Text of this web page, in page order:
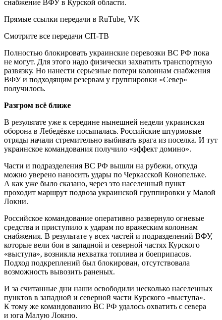
снабжение ВФУ в Курской области.
Прямые ссылки передачи в RuTube, VK
Смотрите все передачи СП-ТВ
Полностью блокировать украинские перевозки ВС РФ пока
не могут. Для этого надо физически захватить транспортную
развязку. Но нанести серьезные потери колоннам снабжения
ВФУ и подходящим резервам у группировки «Север»
получилось.
Разгром всё ближе
В результате уже к середине нынешней недели украинская
оборона в Лебедёвке посыпалась. Российские штурмовые
отряды начали стремительно выбивать врага из поселка. И тут
украинское командования получило «эффект домино».
Части и подразделения ВС РФ вышли на рубежи, откуда
можно уверено наносить удары по Черкасской Конопельке.
А как уже было сказано, через это населенный пункт
проходит маршрут подвоза украинской группировки у Малой
Локни.
Российское командование оперативно развернуло огневые
средства и приступило к ударам по вражеским колоннам
снабжения. В результате у всех частей и подразделений ВФУ,
которые вели бои в западной и северной частях Курского
«выступа», возникла нехватка топлива и боеприпасов.
Подход подкреплений был блокирован, отсутствовала
возможность вывозить раненых.
И за считанные дни наши освободили несколько населенных
пунктов в западной и северной части Курского «выступа».
К тому же командованию ВС РФ удалось охватить с севера
и юга Малую Локню.